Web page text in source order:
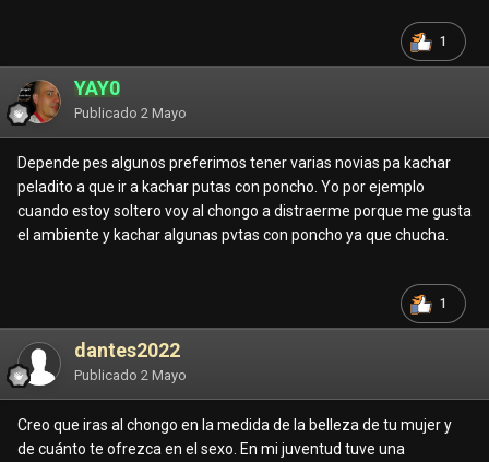
1
YAY0
Publicado 2 Mayo
Depende pes algunos preferimos tener varias novias pa kachar
peladito a que ir a kachar putas con poncho. Yo por ejemplo
cuando estoy soltero voy al chongo a distraerme porque me gusta
el ambiente y kachar algunas pvtas con poncho ya que chucha.
1
dantes2022
Publicado 2 Mayo
Creo que iras al chongo en la medida de la belleza de tu mujer y
de cuánto te ofrezca en el sexo. En mi juventud tuve una